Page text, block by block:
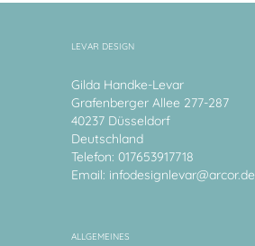
LEVAR DESIGN
Gilda Handke-Levar
Grafenberger Allee 277-287
40237 Düsseldorf
Deutschland
Telefon: 017653917718
Email: infodesignlevar@arcor.de
ALLGEMEINES